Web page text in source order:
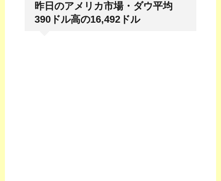
昨日のアメリカ市場・ダウ平均
390ドル高の16,492ドル